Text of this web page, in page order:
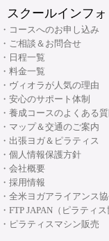
⑤クレジット支払
際には、返金事務
さいませ。
2019年12月2日
個人情報の取り扱
ヨガ ヴィオラト
名、電話番号、Ｅ
心の注意を払い管
に開示することは
下さい。
※このページは
(大阪市・本町)
大阪府大阪市中央区安土町
TEL: 06-6926-8422
リフォーマースタ
・リフォーマーLevel2
・Tower インストラクタ
・Basic Chair インスト
・ブラッシュアップセミ
・リフォーマーブラッ
・産後ピラティス イン
・シニアピラティス イ
・ピラティス解剖学イ
・ピラティス解剖学【
・骨盤底筋群機能改善
・ピラティス プロップ
・ピラティスリング指
・キッズヨガ インスト
・産後ヨガ インストラ
・シニアヨガ インスト
・アシュタンガヨガ イ
・呼吸と瞑想コース
・リストラティブメソ
・ヨーガ哲学コース
・リンパマッサージコー
・ヨガ解剖学コース
・アーユルヴェーダを知
・アーユルヴェーダを深
スクールインフォ
・コースへのお申し込み
・ご相談＆お問合せ
・日程一覧
・料金一覧
・ヴィオラが人気の理由
・安心のサポート体制
・養成コースのよくある
・マップ＆交通のご案内
・出張ヨガ＆ピラティス
・個人情報保護方針
・会社概要
・採用情報
・全米ヨガアライアンス
・FTP JAPAN（ピラティス
・ピラティスマシン販売